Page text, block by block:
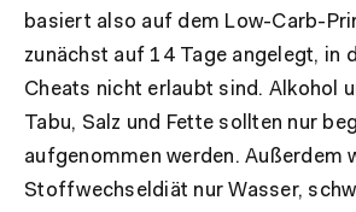
basiert also auf dem Low-Carb-
zunächst auf 14 Tage angelegt, in
Cheats nicht erlaubt sind. Alkohol
Tabu, Salz und Fette sollten nur
aufgenommen werden. Außerdem
Stoffwechseldiät nur Wasser,